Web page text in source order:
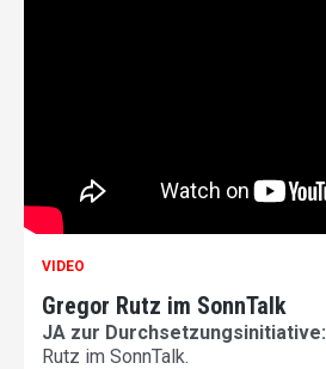
VIDEO
Gregor Rutz im SonnTalk
JA zur Durchsetzungsinitiative:
Rutz im SonnTalk.